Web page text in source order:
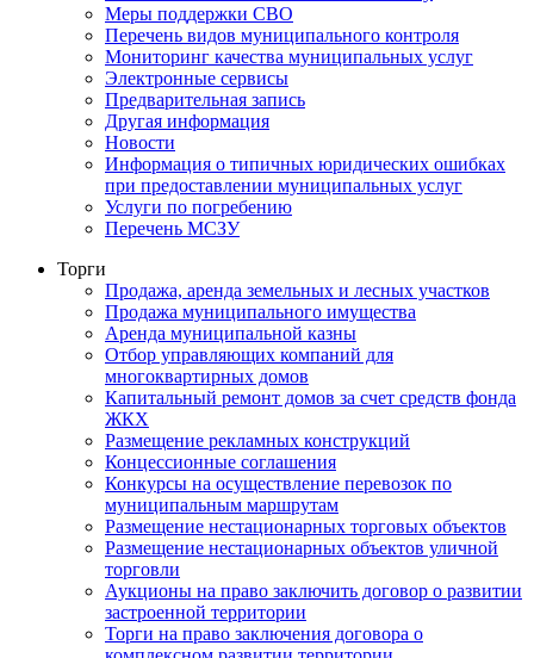
Меры поддержки СВО
Перечень видов муниципального контроля
Мониторинг качества муниципальных услуг
Электронные сервисы
Предварительная запись
Другая информация
Новости
Информация о типичных юридических ошибках
при предоставлении муниципальных услуг
Услуги по погребению
Перечень МСЗУ
Торги
Продажа, аренда земельных и лесных участков
Продажа муниципального имущества
Аренда муниципальной казны
Отбор управляющих компаний для
многоквартирных домов
Капитальный ремонт домов за счет средств фонда
ЖКХ
Размещение рекламных конструкций
Концессионные соглашения
Конкурсы на осуществление перевозок по
муниципальным маршрутам
Размещение нестационарных торговых объектов
Размещение нестационарных объектов уличной
торговли
Аукционы на право заключить договор о развитии
застроенной территории
Торги на право заключения договора о